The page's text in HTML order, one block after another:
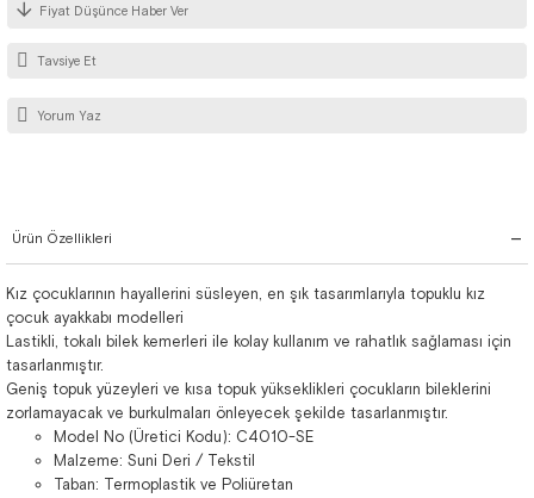
Fiyat Düşünce Haber Ver
Tavsiye Et
Yorum Yaz
Ürün Özellikleri
Kız çocuklarının hayallerini süsleyen, en şık tasarımlarıyla topuklu kız
çocuk ayakkabı modelleri
Lastikli, tokalı bilek kemerleri ile kolay kullanım ve rahatlık sağlaması için
tasarlanmıştır.
Geniş topuk yüzeyleri ve kısa topuk yükseklikleri çocukların bileklerini
zorlamayacak ve burkulmaları önleyecek şekilde tasarlanmıştır.
Model No (Üretici Kodu): C4010-SE
Malzeme: Suni Deri / Tekstil
Taban: Termoplastik ve Poliüretan